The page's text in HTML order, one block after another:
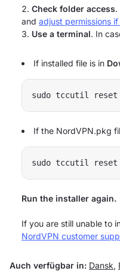
Check folder access.
and adjust permissions
Use a terminal. In
If installed file is in
If the NordVPN.pkg
sudo tccutil
Run the installer again.
If you are still unable to
NordVPN customer
Auch verfügbar in: Dansk,